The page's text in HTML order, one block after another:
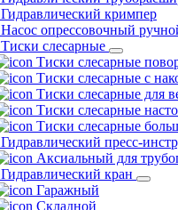
Гидравлический кримпер
Насос опрессовочный
Тиски слесарные
Тиски слесарные
Тиски слесарные с
Тиски слесарные для
Тиски слесарные
Тиски слесарные
Гидравлический пресс-
Аксиальный для
Гидравлический кран
Гаражный
Складной